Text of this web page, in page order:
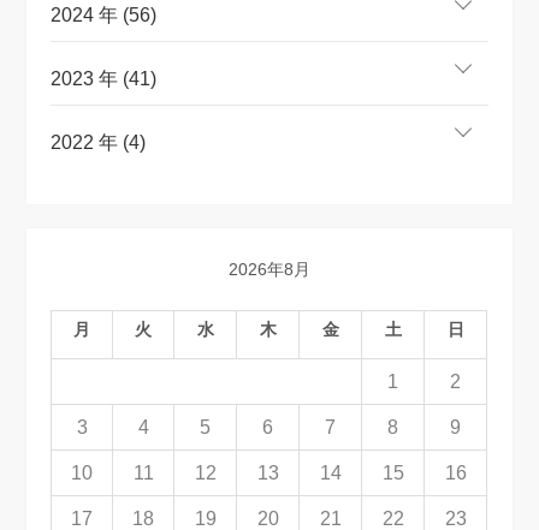
2024 年 (56)
2023 年 (41)
2022 年 (4)
2026年8月
月 火 水 木 金 土 日
1 2
3 4 5 6 7 8 9
10 11 12 13 14 15 16
17 18 19 20 21 22 23